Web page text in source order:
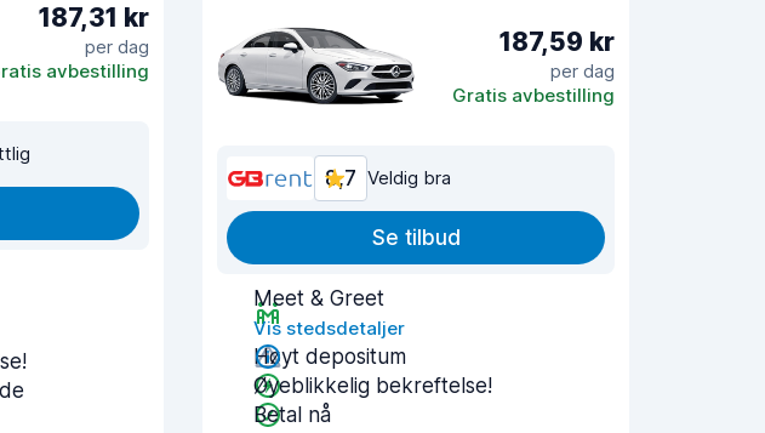
187,31 kr
per dag
avbestilling
187,59 kr
per dag
Gratis avbestilling
8,7 Veldig bra
Se tilbud
Meet & Greet
Vis stedsdetaljer
Høyt depositum
Øyeblikkelig bekreftelse!
Betal nå